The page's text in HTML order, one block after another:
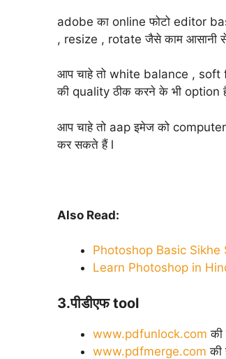
adobe का online फोटो editor
, resize , rotate जैसे काम आसानी
आप चाहे तो white balance , soft
की quality ठीक करने के भी option
आप चाहे तो aap इमेज को
कर सकते हैं l
Also Read:
Photoshop Basic
Learn Photoshop in
3.पीडीएफ tool
www.pdfunlock.com की
www.pdfmerge.com की